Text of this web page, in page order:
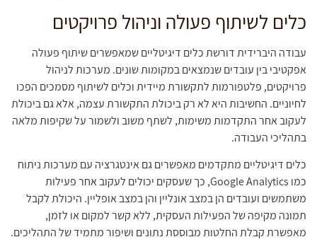
כלים לשיתוף פעולה וניהול פרויקטים
עבודה היברידית דורשת כלים דיגיטליים שמאפשרים שיתוף פעולה
אפקטיבי בין עובדים שנמצאים במקומות שונים. מערכות לניהול
פרויקטים, פלטפורמות לתקשורת מיידית וכלים לשיתוף מסמכים הפכו
לחיוניים. החשיבות היא לא רק ביכולת התקשורת עצמה, אלא גם ביכולת
לעקוב אחר התקדמות משימות, לשתף משוב ולשמור על שקיפות מלאה
בתהליכי העבודה.
כלים דיגיטליים מתקדמים מאפשרים גם אינטגרציה עם מערכות ניתוח
כמו Google Analytics, כך שעסקים יכולים לעקוב אחר פעילות
משתמשים ועובדים הן במצב אונליין והן במצב אופליין. היכולת לקבל
תמונה מקיפה של הפעילות העסקית, ללא קשר למקום או לזמן,
מאפשרת קבלת החלטות מבוססת נתונים ושיפור מתמיד של התהליכים.